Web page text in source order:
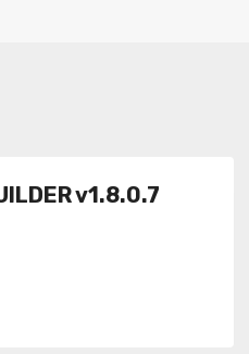
v1.8.0.7